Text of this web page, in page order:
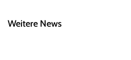
Weitere News